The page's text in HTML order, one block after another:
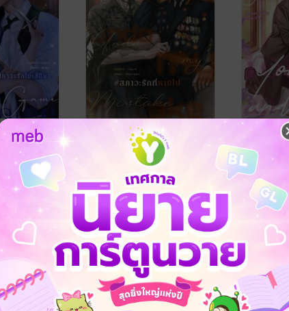
Game
ถียร
/ Yaoi
Ctrl+Z, Undo My
Mistakes #สภาวะรักที่หาย
ไป | Omegaverse
4 Rating
Ctrl+C,
#สภาวะ
Yanes
นิยายวาย
No Rating
-34%